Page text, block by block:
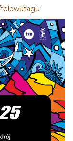
felewutagu